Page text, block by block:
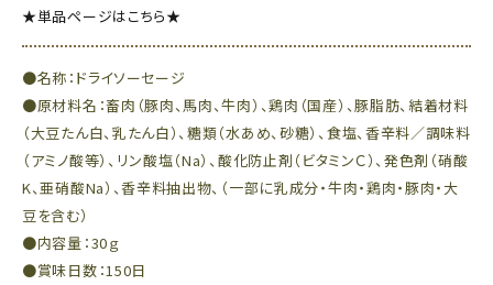
★単品ページはこちら★
●名称：ドライソーセージ
●原材料名：畜肉（豚肉、馬肉、牛肉）、鶏肉（国産）、豚脂肪、結着材料
（大豆たん白、乳たん白）、糖類（水あめ、砂糖）、食塩、香辛料／調味料
（アミノ酸等）、リン酸塩（Na）、酸化防止剤（ビタミンＣ）、発色剤（硝酸
K、亜硝酸Na）、香辛料抽出物、（一部に乳成分・牛肉・鶏肉・豚肉・大
豆を含む）
●内容量：30ｇ
●賞味日数：150日